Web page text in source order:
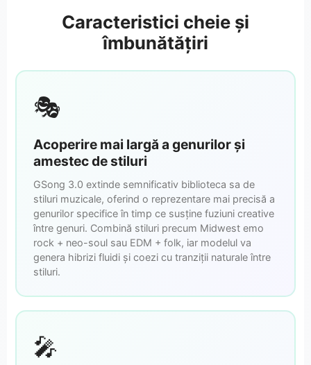
Caracteristici cheie și
îmbunătățiri
🎭
Acoperire mai largă a genurilor și
amestec de stiluri
GSong 3.0 extinde semnificativ biblioteca sa de
stiluri muzicale, oferind o reprezentare mai precisă a
genurilor specifice în timp ce susține fuziuni creative
între genuri. Combină stiluri precum Midwest emo
rock + neo-soul sau EDM + folk, iar modelul va
genera hibrizi fluidi și coezi cu tranziții naturale între
stiluri.
🎤